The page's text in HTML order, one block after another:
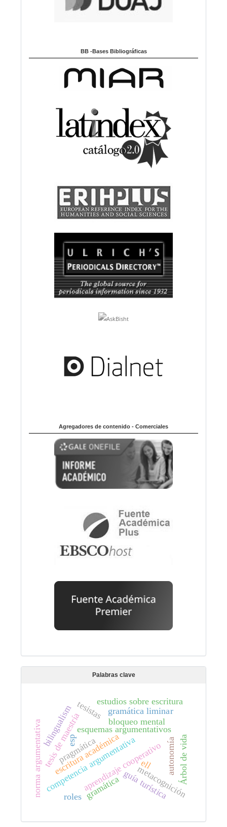
BB -Bases Bibliográficas
Agregadores de contenido - Comerciales
Palabras clave
competencia argumentativa
esquemas argumentativos
norma argumentativa aprendizaje cooperativo
metacognición
bloqueo mental
escritura académica
tesis de maestría
tesistas gramática liminar
Árbol de vida
guía turística
pragmática
gramática
bilingualism
esp
ell autonomía
roles
estudios sobre escritura